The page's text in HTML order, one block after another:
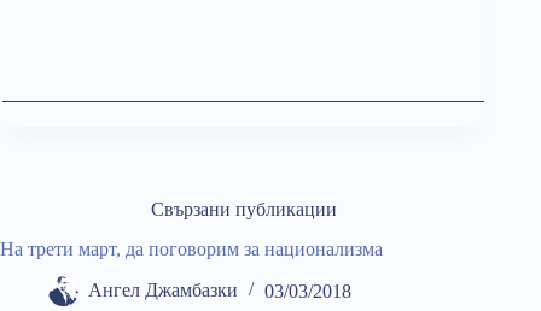
Свързани публикации
На трети март, да поговорим за национализма
Ангел Джамбазки 03/03/2018